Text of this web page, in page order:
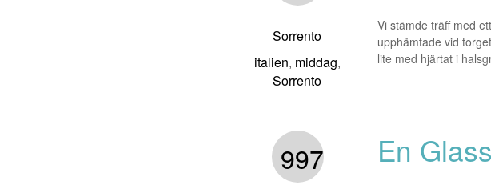
Vi stämde träff med
upphämtade vid
lite med hjärtat i
Sorrento
italien, middag,
Sorrento
En
997